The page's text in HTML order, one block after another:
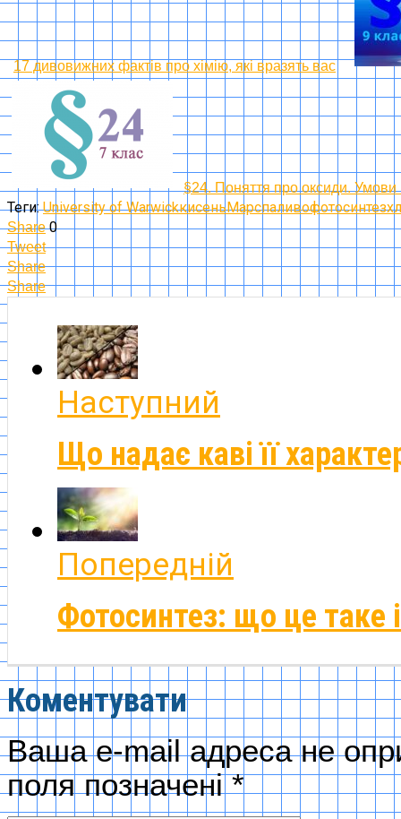
17 дивовижних фактів про хімію, які вразять вас
§24. Поняття про оксиди.
Теги:University of WarwickкисеньМарспаливофотосинтез
Share 0
Tweet
Share
Share
Наступний
Що надає каві її
Попередній
Фотосинтез: що це таке
Коментувати
Ваша e-mail адреса не
поля позначені*